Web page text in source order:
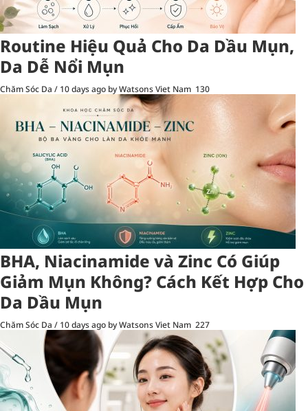
Routine Hiệu Quả Cho Da Dầu Mụn,
Da Dễ Nổi Mụn
Chăm Sóc Da / 10 days ago by Watsons Viet Nam 130
BHA, Niacinamide và Zinc Có Giúp
Giảm Mụn Không? Cách Kết Hợp Cho
Da Dầu Mụn
Chăm Sóc Da / 10 days ago by Watsons Viet Nam 227